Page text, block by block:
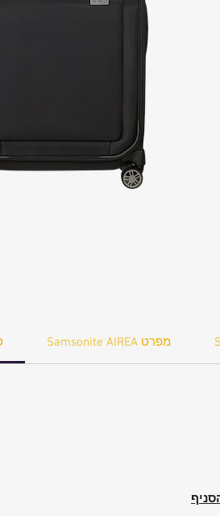
Samsonite AIREA מפרט